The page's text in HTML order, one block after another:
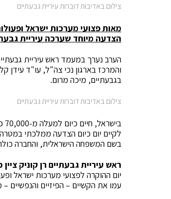
צילום באדיבות דוברות עיריית גבעתיים
הצדעה מיוחד שערכה עיריית
הערב נערך במעמד ראש עיריית
והמרכז בארגון נכי צה"ל, עו"ד עידן
בגבעתיים, מיכה מרום.
צילום באדיבות דוברות עיריית גבעתיים
לקיים יום כיום הצדעה ממלכתי
בשם המשפחה הישראלית, והחברה
ראש עיריית גבעתיים רן קוניק ציין
יום ההוקרה לפצועי מערכות ישראל
עמו את הקשיים – הפיזיים והנפשיים